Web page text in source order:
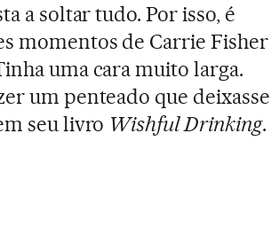
a soltar tudo. Por isso, é
momentos de Carrie Fisher
uma cara muito larga.
um penteado que deixasse
seu livro Wishful Drinking.